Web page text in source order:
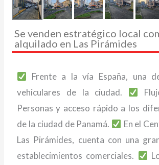
Se venden estratégico local
alquilado en Las Pirámides
Frente a la vía España, una
vehiculares de la ciudad.
Personas y acceso rápido a los
de la ciudad de Panamá.
En el
Las Pirámides, cuenta con una
establecimientos comerciales.